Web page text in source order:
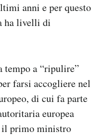
anni e per questo
ha livelli di
tempo a “ripulire”
farsi accogliere nel
di cui fa parte
europea
primo ministro